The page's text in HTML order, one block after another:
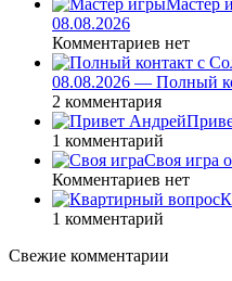
08.08.2026
Комментариев нет
08.08.2026 — Полный
2 комментария
1 комментарий
Своя игра
Комментариев нет
1 комментарий
Свежие комментарии